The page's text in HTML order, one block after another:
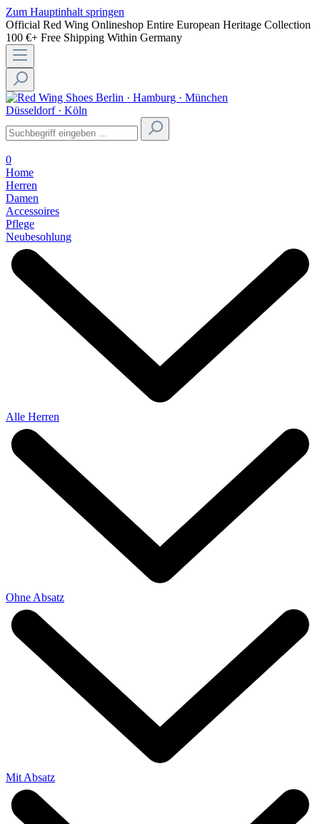
Zum Hauptinhalt springen
Official Red Wing Onlineshop Entire European Heritage Collection
100 €+ Free Shipping Within Germany
Berlin · Hamburg · München
Düsseldorf · Köln
0
Home
Herren
Damen
Accessoires
Pflege
Neubesohlung
Alle Herren
Ohne Absatz
Mit Absatz